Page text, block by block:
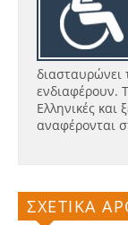
διασταυρώνει
ενδιαφέρουν.
Ελληνικές και
αναφέρονται
ΣΧΕΤΙΚΑ